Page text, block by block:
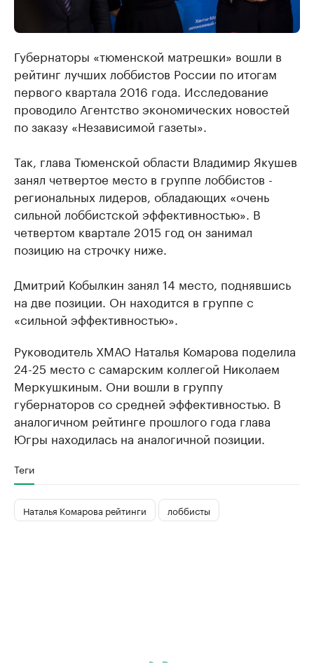
Губернаторы «тюменской матрешки» вошли в
рейтинг лучших лоббистов России по итогам
первого квартала 2016 года. Исследование
проводило Агентство экономических новостей
по заказу «Независимой газеты».
Так, глава Тюменской области Владимир Якушев
занял четвертое место в группе лоббистов -
региональных лидеров, обладающих «очень
сильной лоббистской эффективностью». В
четвертом квартале 2015 год он занимал
позицию на строчку ниже.
Дмитрий Кобылкин занял 14 место, поднявшись
на две позиции. Он находится в группе с
«сильной эффективностью».
Руководитель ХМАО Наталья Комарова поделила
24-25 место с самарским коллегой Николаем
Меркушкиным. Они вошли в группу
губернаторов со средней эффективностью. В
аналогичном рейтинге прошлого года глава
Югры находилась на аналогичной позиции.
Теги
Наталья Комарова рейтинги лоббисты